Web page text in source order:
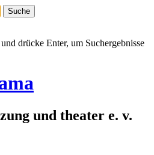
drücke Enter, um Suchergebnisse
und theater e. v.